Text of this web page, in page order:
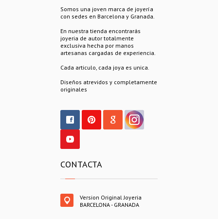
Somos una joven marca de joyería
con sedes en Barcelona y Granada.
En nuestra tienda encontrarás
joyeria de autor totalmente
exclusiva hecha por manos
artesanas cargadas de experiencia.
Cada articulo, cada joya es unica.
Diseños atrevidos y completamente
originales
CONTACTA
Version Original Joyeria
BARCELONA - GRANADA